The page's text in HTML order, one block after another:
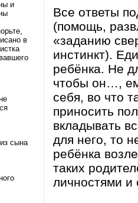
и
в
сына
Все ответы
(помощь,
«заданию
инстинкт).
ребёнка. Не
чтобы он…,
себя, во что
приносить
вкладывать
для него, то
ребёнка
таких
личностями и